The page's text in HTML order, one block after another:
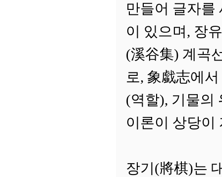
만들어 글자를
이 있으며, 장
(溪谷集) 계곡
로, 象戱志에
(역할), 기물의
이론이 상당이
장기(將棋)는